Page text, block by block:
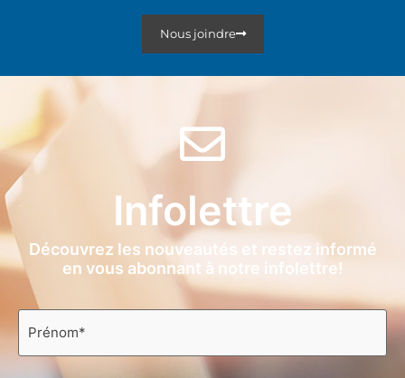
Nous joindre
Infolettre
Découvrez les nouveautés et restez informé
en vous abonnant à notre infolettre!
Prénom